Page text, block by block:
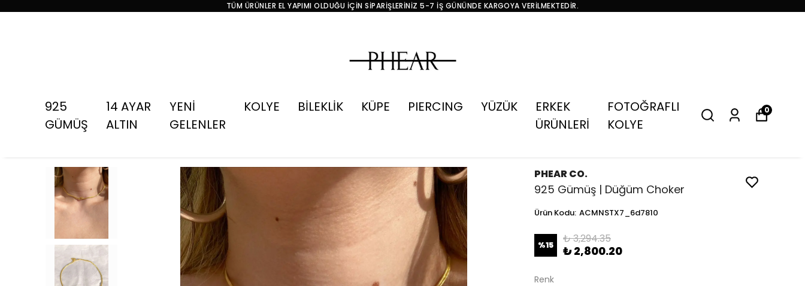
TÜM ÜRÜNLER EL YAPIMI OLDUĞU İÇİN SİPARİŞLERİNİZ 5-7 İŞ GÜNÜNDE KARGOYA VERİLMEKTEDİR.
925
GÜMÜŞ
14 AYAR
ALTIN
YENİ
GELENLER
KOLYE BİLEKLİK KÜPE PIERCING YÜZÜK
ERKEK
ÜRÜNLERİ
FOTOĞRAFLI
KOLYE
0
PHEAR CO.
925 Gümüş | Düğüm Choker
Ürün Kodu: ACMNSTX7_6d7810
%15 ₺ 3,294.35
₺ 2,800.20
Renk